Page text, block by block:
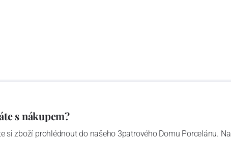
s nákupem?
si zboží prohlédnout do našeho 3patrového Domu Porcelánu. Na